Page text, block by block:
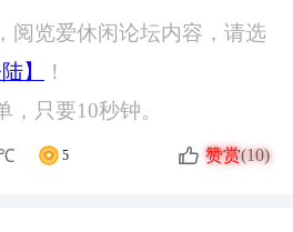
阅览爱休闲论坛内容，请选
】
！
只要10秒钟。
℃ 5 赞赏(10)